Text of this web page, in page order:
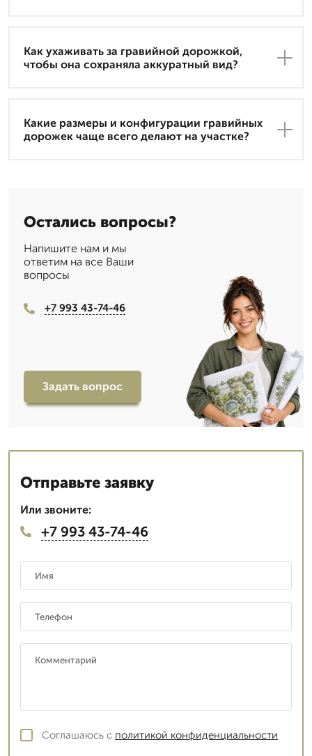
Как ухаживать за гравийной дорожкой,
чтобы она сохраняла аккуратный вид?
Какие размеры и конфигурации гравийных
дорожек чаще всего делают на участке?
Остались вопросы?
Напишите нам и мы
ответим на все Ваши
вопросы
+7 993 43-74-46
Задать вопрос
Отправьте заявку
Или звоните:
+7 993 43-74-46
Соглашаюсь с политикой конфиденциальности